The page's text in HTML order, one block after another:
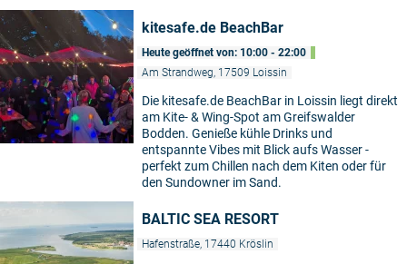
kitesafe.de BeachBar
Heute geöffnet von: 10:00 - 22:00
Am Strandweg, 17509 Loissin
Die kitesafe.de BeachBar in Loissin liegt direkt
am Kite- & Wing-Spot am Greifswalder
Bodden. Genieße kühle Drinks und
entspannte Vibes mit Blick aufs Wasser -
perfekt zum Chillen nach dem Kiten oder für
den Sundowner im Sand.
BALTIC SEA RESORT
Hafenstraße, 17440 Kröslin